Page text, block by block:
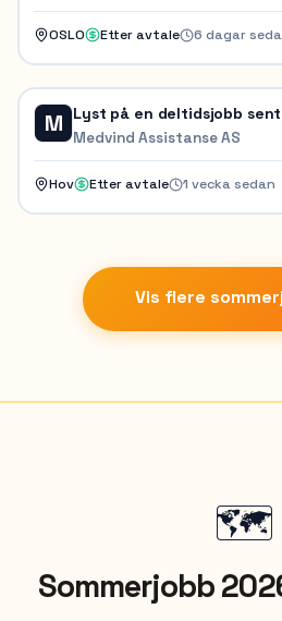
OSLO Etter avtale 6 dagar
M Lyst på en deltidsjobb
Medvind Assistanse AS
Hov Etter avtale 1 vecka sedan
Vis flere
🗺️
Sommerjobb